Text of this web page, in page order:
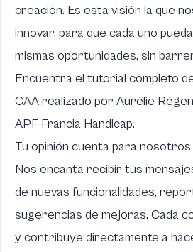
creación. Es esta visión la que
innovar, para que cada uno
mismas oportunidades, sin
Encuentra el tutorial completo
CAA realizado por Aurélie
APF Francia Handicap.
Tu opinión cuenta para nosotros
Nos encanta recibir tus
de nuevas funcionalidades,
sugerencias de mejoras. Cada
y contribuye directamente a